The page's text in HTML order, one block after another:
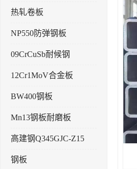
热轧卷板
NP550防弹钢板
09CrCuSb耐候钢
12Cr1MoV合金板
BW400钢板
Mn13钢板耐磨板
高建钢Q345GJC-Z15
钢板